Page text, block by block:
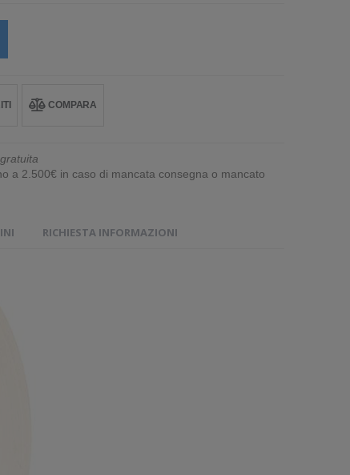
COMPARA
a 2.500€ in caso di mancata consegna o mancato
RICHIESTA INFORMAZIONI